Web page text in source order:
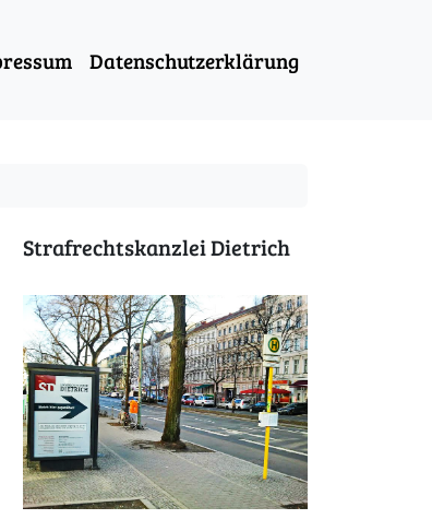
Datenschutzerklärung
Strafrechtskanzlei Dietrich